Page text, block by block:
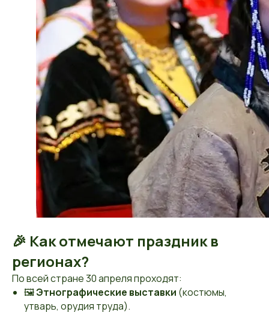
🎉 Как отмечают праздник в
регионах?
По всей стране 30 апреля проходят:
🖼Этнографические выставки (костюмы,
утварь, орудия труда).